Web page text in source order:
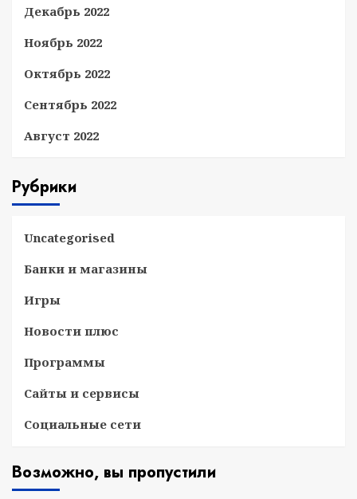
Декабрь 2022
Ноябрь 2022
Октябрь 2022
Сентябрь 2022
Август 2022
Рубрики
Uncategorised
Банки и магазины
Игры
Новости плюс
Программы
Сайты и сервисы
Социальные сети
Возможно, вы пропустили